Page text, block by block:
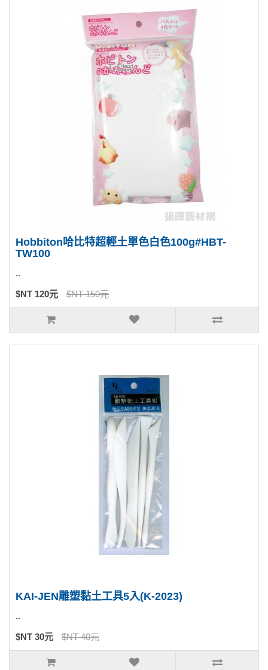
Hobbiton哈比特超輕土單色白色100g#HBT-
TW100
..
$NT 120元 $NT 150元
KAI-JEN雕塑黏土工具5入(K-2023)
..
$NT 30元 $NT 40元